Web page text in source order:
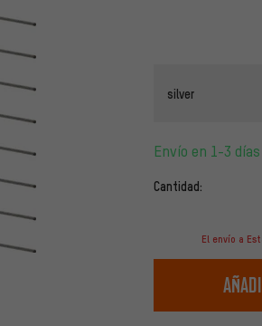
silver
Envío en 1-3
Cantidad:
El envío a